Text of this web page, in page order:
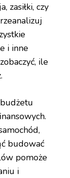
zasiłki, czy
i inne
ile
budować
pomoże
i